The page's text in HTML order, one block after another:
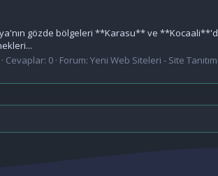
gözde bölgeleri **Karasu** ve
Cevaplar: 0 Forum: Yeni Web Siteleri - Site Tanıtımı